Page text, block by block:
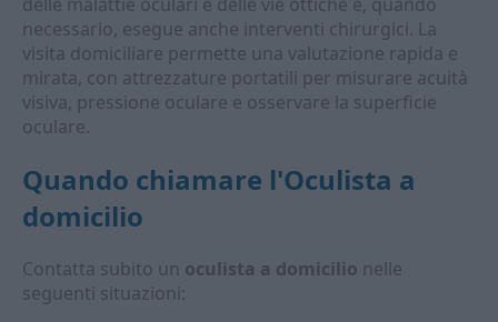
necessario, esegue anche interventi chirurgici. La
visita domiciliare permette una valutazione rapida e
mirata, con attrezzature portatili per misurare acuità
visiva, pressione oculare e osservare la superficie
oculare.
Quando chiamare l'Oculista a
domicilio
Contatta subito un oculista a domicilio nelle
seguenti situazioni: